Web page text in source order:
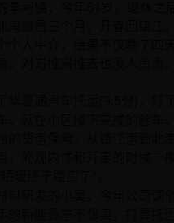
阿姨，今年
海旅居三个月，开春回镇江
个人中介，结果不仅晚了四
，对方推来推去也没人负责
夏通汽车托运
，就在小区楼下完成的验车
的货运保险。从镇江运到北
，外观内饰和开走的时候一
暖终于踏实了
料研发的小吴，今年公司调
的新能源车不想卖，打算托